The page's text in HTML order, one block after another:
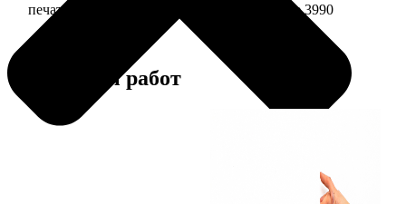
печать фото на холсте 40х40 на подрамнике 3990
Примеры работ